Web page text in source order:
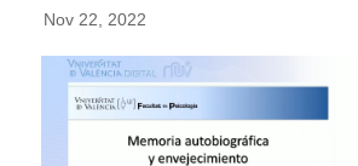
Nov 22, 2022